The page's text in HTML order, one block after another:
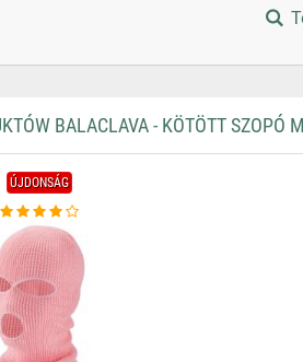
BALACLAVA - KÖTÖTT SZOPÓ
ÚJDONSÁG